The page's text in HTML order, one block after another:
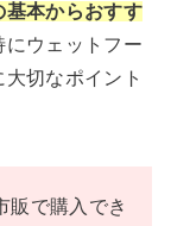
基本からおすす
にウェットフー
切なポイント
販で購入でき